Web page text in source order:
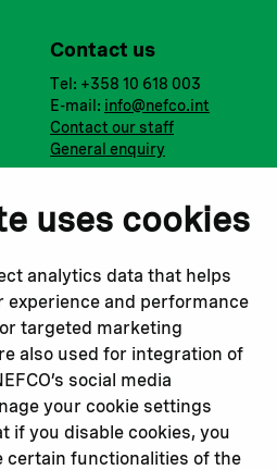
uses cookies
analytics data that helps
experience and performance
targeted marketing
also used for integration of
social media
your cookie settings
if you disable cookies, you
certain functionalities of the
Contact us
Tel: +358 10 618 003
E-mail: info@nefco.int
Contact our staff
General enquiry
Instagram
Youtube
Related websites
Nopef
BGFA